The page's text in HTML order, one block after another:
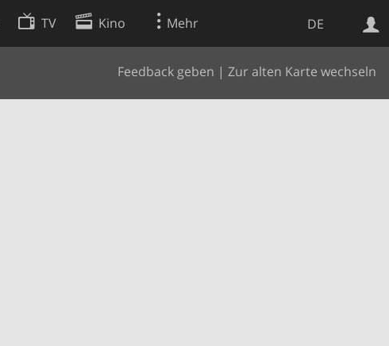
DE
TV Kino Mehr
Feedback geben | Zur alten Karte wechseln
Websuche